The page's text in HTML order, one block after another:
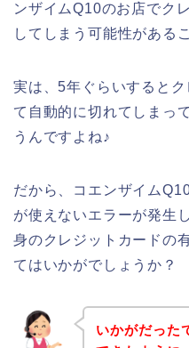
ンザイムQ10のお店でク
してしまう可能性がある
実は、5年ぐらいすると
て自動的に切れてしまっ
うんですよね♪
だから、コエンザイム
が使えないエラーが発生
身のクレジットカードの
てはいかがでしょうか？
いかがだった